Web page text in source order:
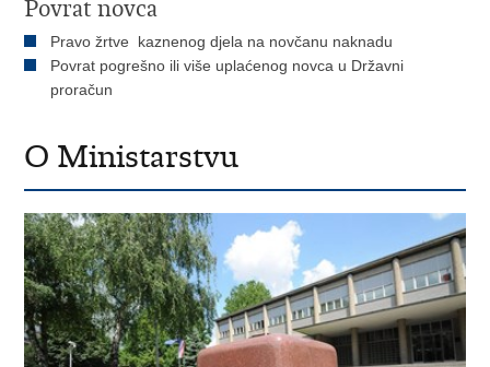
Povrat novca
Pravo žrtve kaznenog djela na novčanu naknadu
Povrat pogrešno ili više uplaćenog novca u Državni
proračun
O Ministarstvu